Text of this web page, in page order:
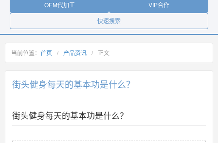
OEM代加工
VIP合作
快速搜索
当前位置： 首页 / 产品资讯 / 正文
街头健身每天的基本功是什么？
街头健身每天的基本功是什么？